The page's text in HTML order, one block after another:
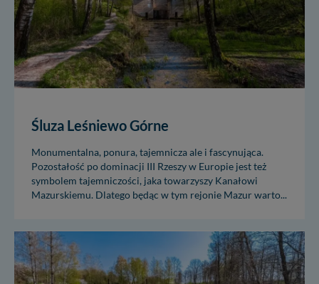
Śluza Leśniewo Górne
Monumentalna, ponura, tajemnicza ale i fascynująca.
Pozostałość po dominacji III Rzeszy w Europie jest też
symbolem tajemniczości, jaka towarzyszy Kanałowi
Mazurskiemu. Dlatego będąc w tym rejonie Mazur warto...